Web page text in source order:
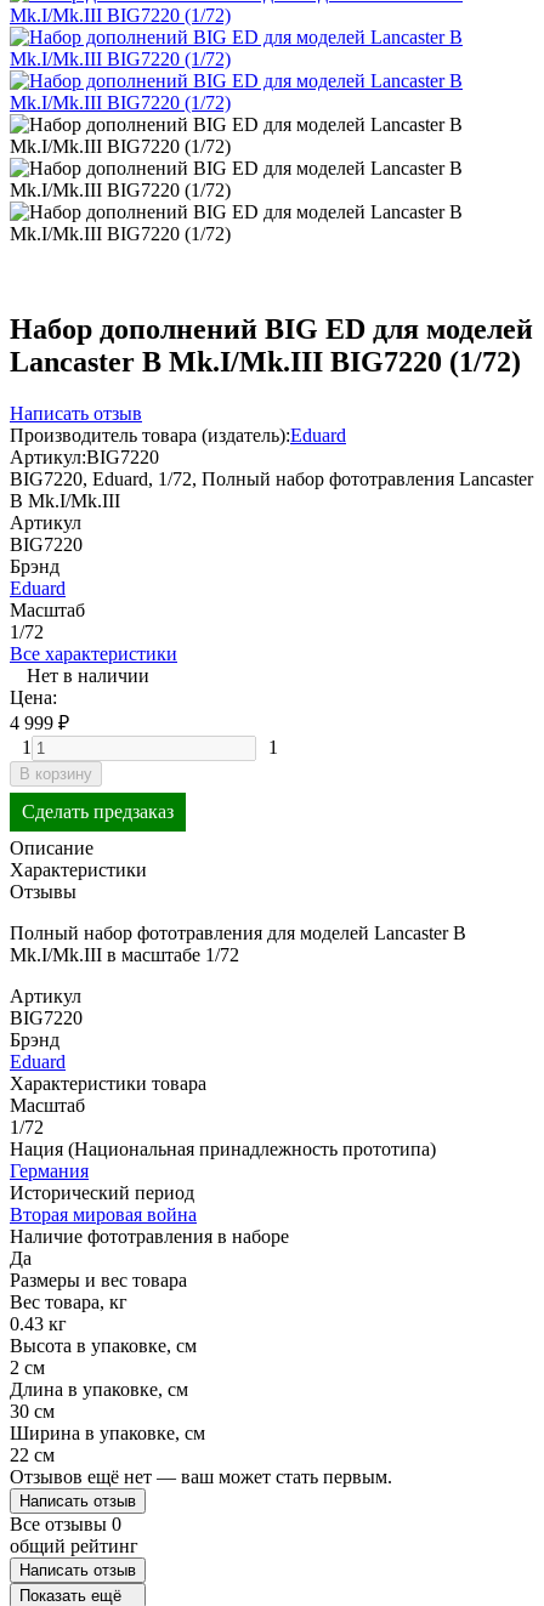
Набор дополнений BIG ED для моделей
Lancaster B Mk.I/Mk.III BIG7220 (1/72)
Написать отзыв
Производитель товара (издатель):Eduard
Артикул:BIG7220
BIG7220, Eduard, 1/72, Полный набор фототравления Lancaster
B Mk.I/Mk.III
Артикул
BIG7220
Брэнд
Eduard
Масштаб
1/72
Все характеристики
Нет в наличии
Цена:
4 999 ₽
1
1
В корзину
Сделать предзаказ
Описание
Характеристики
Отзывы
Полный набор фототравления для моделей Lancaster B
Mk.I/Mk.III в масштабе 1/72
Артикул
BIG7220
Брэнд
Eduard
Характеристики товара
Масштаб
1/72
Нация (Национальная принадлежность прототипа)
Германия
Исторический период
Вторая мировая война
Наличие фототравления в наборе
Да
Размеры и вес товара
Вес товара, кг
0.43 кг
Высота в упаковке, см
2 см
Длина в упаковке, см
30 см
Ширина в упаковке, см
22 см
Отзывов ещё нет — ваш может стать первым.
Написать отзыв
Все отзывы 0
общий рейтинг
Написать отзыв
Показать ещё